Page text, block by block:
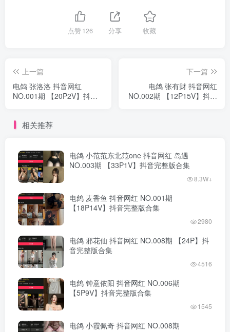
点赞126 分享 收藏
上一篇
电鸽 张洛洛 抖音网红
NO.001期 【20P2V】抖音
下一篇
电鸽 张有财 抖音网红
NO.002期 【12P15V】抖音
相关推荐
电鸽 小范范东北范one 抖音网红 岛遇
NO.003期 【33P1V】抖音完整版合集
8.3W+
电鸽 麦香鱼 抖音网红 NO.001期
【18P14V】抖音完整版合集
2980
电鸽 邪花仙 抖音网红 NO.008期 【24P】抖
音完整版合集
4516
电鸽 钟意依阳 抖音网红 NO.006期
【5P9V】抖音完整版合集
1545
电鸽 小霞佩奇 抖音网红 NO.008期